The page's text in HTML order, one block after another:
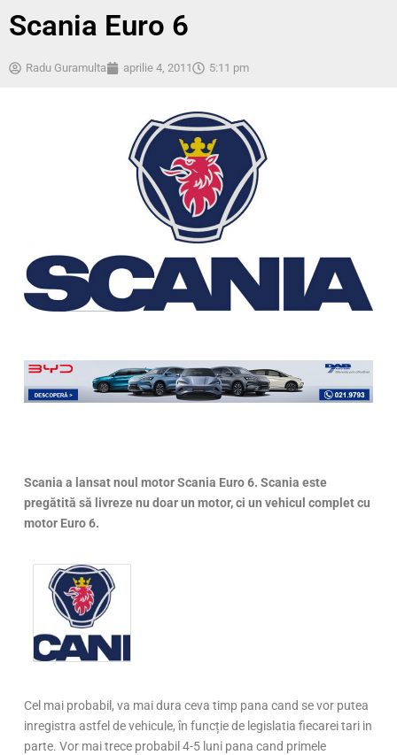
Scania Euro 6
Radu Guramulta aprilie 4, 2011 5:11 pm
Scania a lansat noul motor Scania Euro 6. Scania este
pregătită să livreze nu doar un motor, ci un vehicul complet cu
motor Euro 6.
Cel mai probabil, va mai dura ceva timp pana cand se vor putea
inregistra astfel de vehicule, în funcție de legislatia fiecarei tari in
parte. Vor mai trece probabil 4-5 luni pana cand primele